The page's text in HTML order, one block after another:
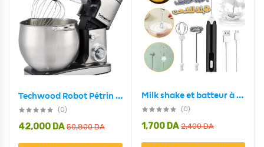
Techwood Robot Pétrin Professionel 12L 2000W TRO-1226
(0)
50,800DA
42,000 DA
Milk shake et batteur à oeufs électrique USB Rechargeable
(0)
2,400DA
1,700 DA